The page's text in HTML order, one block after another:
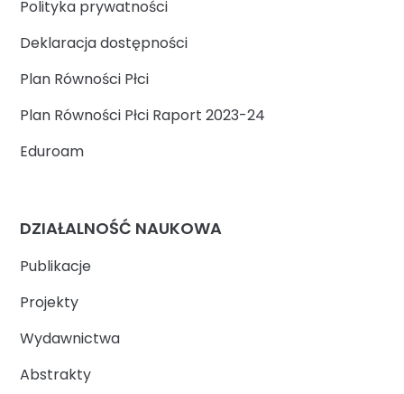
Polityka prywatności
Deklaracja dostępności
Plan Równości Płci
Plan Równości Płci Raport 2023-24
Eduroam
DZIAŁALNOŚĆ NAUKOWA
Publikacje
Projekty
Wydawnictwa
Abstrakty